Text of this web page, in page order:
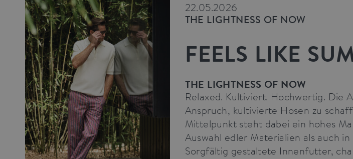
22.05.2026
THE LIGHTNESS OF NOW
FEELS LIKE
THE LIGHTNESS OF NOW
Relaxed. Kultiviert. Hochwertig. Die
Anspruch, kultivierte Hosen zu
Mittelpunkt steht dabei ein hohes
Auswahl edler Materialien als auch
Sorgfältig gestaltete Innenfutter,